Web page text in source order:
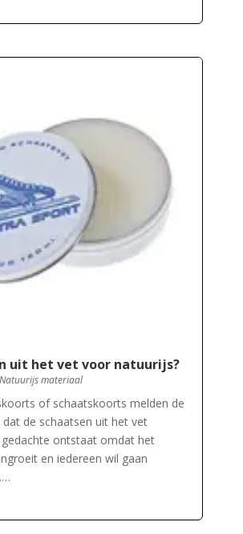
uit het vet voor natuurijs?
Natuurijs materiaal
of schaatskoorts melden de
de schaatsen uit het vet
gedachte ontstaat omdat het
en iedereen wil gaan